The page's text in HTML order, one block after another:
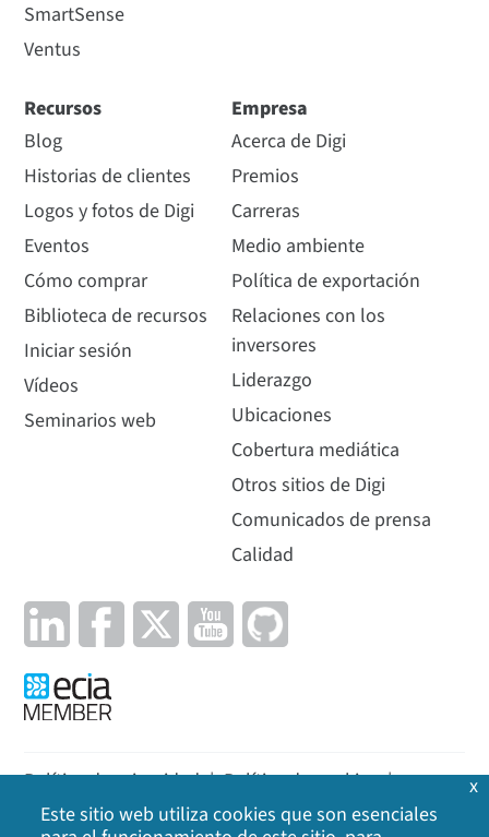
SmartSense
Ventus
Recursos
Blog
Historias de clientes
Logos y fotos de Digi
Eventos
Cómo comprar
Biblioteca de recursos
Iniciar sesión
Vídeos
Seminarios web
Empresa
Acerca de Digi
Premios
Carreras
Medio ambiente
Política de exportación
Relaciones con los
inversores
Liderazgo
Ubicaciones
Cobertura mediática
Otros sitios de Digi
Comunicados de prensa
Calidad
Política de privacidad | Política de cookies |
Aviso legal | Mapa del sitio
Este sitio web utiliza cookies que son esenciales
x